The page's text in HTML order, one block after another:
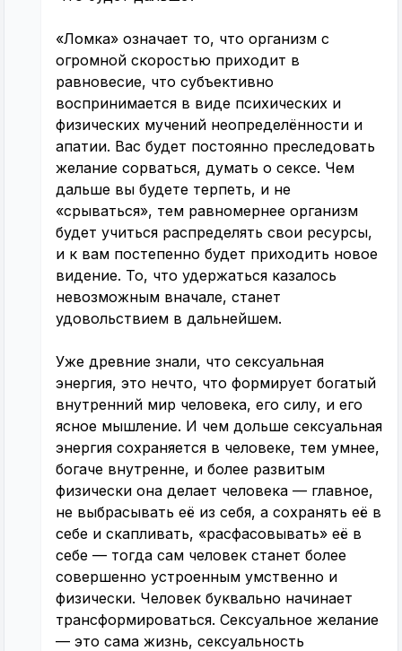
«Ломка» означает то, что организм с
огромной скоростью приходит в
равновесие, что субъективно
воспринимается в виде психических и
физических мучений неопределённости и
апатии. Вас будет постоянно преследовать
желание сорваться, думать о сексе. Чем
дальше вы будете терпеть, и не
«срываться», тем равномернее организм
будет учиться распределять свои ресурсы,
и к вам постепенно будет приходить новое
видение. То, что удержаться казалось
невозможным вначале, станет
удовольствием в дальнейшем.
Уже древние знали, что сексуальная
энергия, это нечто, что формирует богатый
внутренний мир человека, его силу, и его
ясное мышление. И чем дольше сексуальная
энергия сохраняется в человеке, тем умнее,
богаче внутренне, и более развитым
физически она делает человека — главное,
не выбрасывать её из себя, а сохранять её в
себе и скапливать, «расфасовывать» её в
себе — тогда сам человек станет более
совершенно устроенным умственно и
физически. Человек буквально начинает
трансформироваться. Сексуальное желание
— это сама жизнь, сексуальность